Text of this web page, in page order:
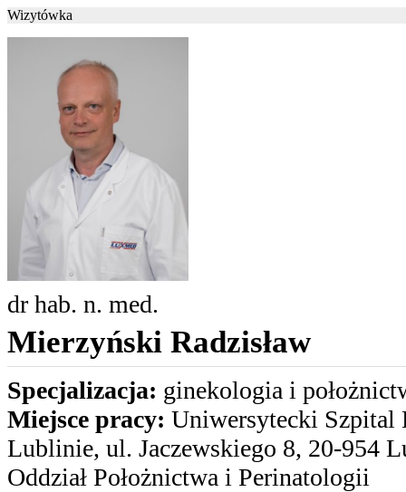
Wizytówka
dr hab. n. med.
Mierzyński Radzisław
Specjalizacja: ginekologia i
Miejsce pracy: Uniwersytecki
Lublinie, ul. Jaczewskiego 8, 20-954
Oddział Położnictwa i Perinatologii